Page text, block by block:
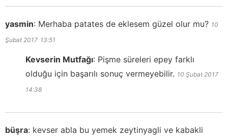
yasmin: Merhaba patates de eklesem güzel olur mu? 10
Şubat 2017 13:51
Kevserin Mutfağı: Pişme süreleri epey farklı
olduğu için başarılı sonuç vermeyebilir. 10 Şubat 2017
14:38
büşra: kevser abla bu yemek zeytinyagli ve kabakli